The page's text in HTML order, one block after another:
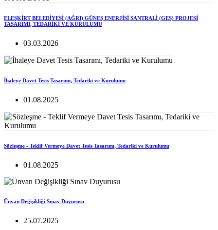
ELEŞKİRT BELEDİYESİ (AĞRI) GÜNEŞ ENERJİSİ SANTRALİ (GES) PROJESİ
TASARIMI, TEDARİKİ VE KURULUMU
03.03.2026
İhaleye Davet Tesis Tasarımı, Tedariki ve Kurulumu
01.08.2025
Sözleşme - Teklif Vermeye Davet Tesis Tasarımı, Tedariki ve Kurulumu
01.08.2025
Ünvan Değişikliği Sınav Duyurusu
25.07.2025